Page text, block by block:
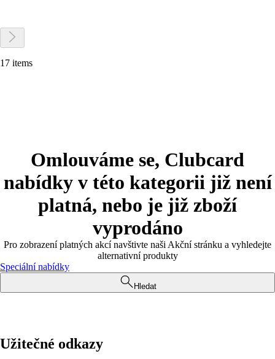
17 items
Omlouváme se, Clubcard
nabídky v této kategorii již není
platná, nebo je již zboží
vyprodáno
Pro zobrazení platných akcí navštivte naši Akční stránku a vyhledejte
alternativní produkty
Speciální nabídky
Hledat
Užitečné odkazy